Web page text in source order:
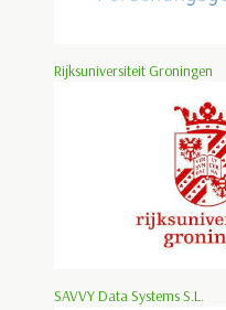
Rijksuniversiteit Groningen
SAVVY Data Systems S.L.